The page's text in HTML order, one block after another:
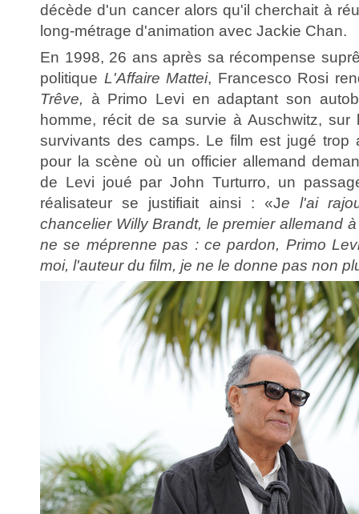
décède d'un cancer alors qu'il cherchait à
long-métrage d'animation avec Jackie Chan.
En 1998, 26 ans après sa récompense
politique L'Affaire Mattei, Francesco Rosi
Trêve, à Primo Levi en adaptant son
homme, récit de sa survie à Auschwitz, sur
survivants des camps. Le film est jugé trop
pour la scène où un officier allemand
de Levi joué par John Turturro, un
réalisateur se justifiait ainsi : «Je l'ai
chancelier Willy Brandt, le premier allemand
ne se méprenne pas : ce pardon, Primo
moi, l'auteur du film, je ne le donne pas non